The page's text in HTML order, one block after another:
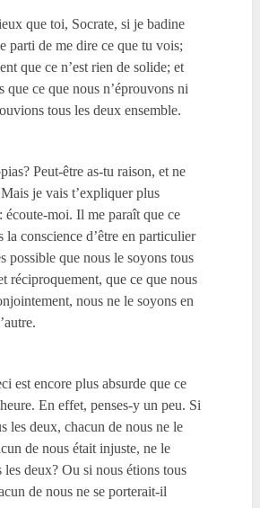
que toi, Socrate, si je badine
parti de me dire ce que tu vois;
que ce n’est rien de solide; et
que ce que nous n’éprouvons ni
tous les deux ensemble.
Peut-être as-tu raison, et ne
je vais t’expliquer plus
écoute-moi. Il me paraît que ce
la conscience d’être en particulier
possible que nous le soyons tous
réciproquement, que ce que nous
nous ne le soyons en
est encore plus absurde que ce
En effet, penses-y un peu. Si
les deux, chacun de nous ne le
de nous était injuste, ne le
les deux? Ou si nous étions tous
de nous ne se porterait-il